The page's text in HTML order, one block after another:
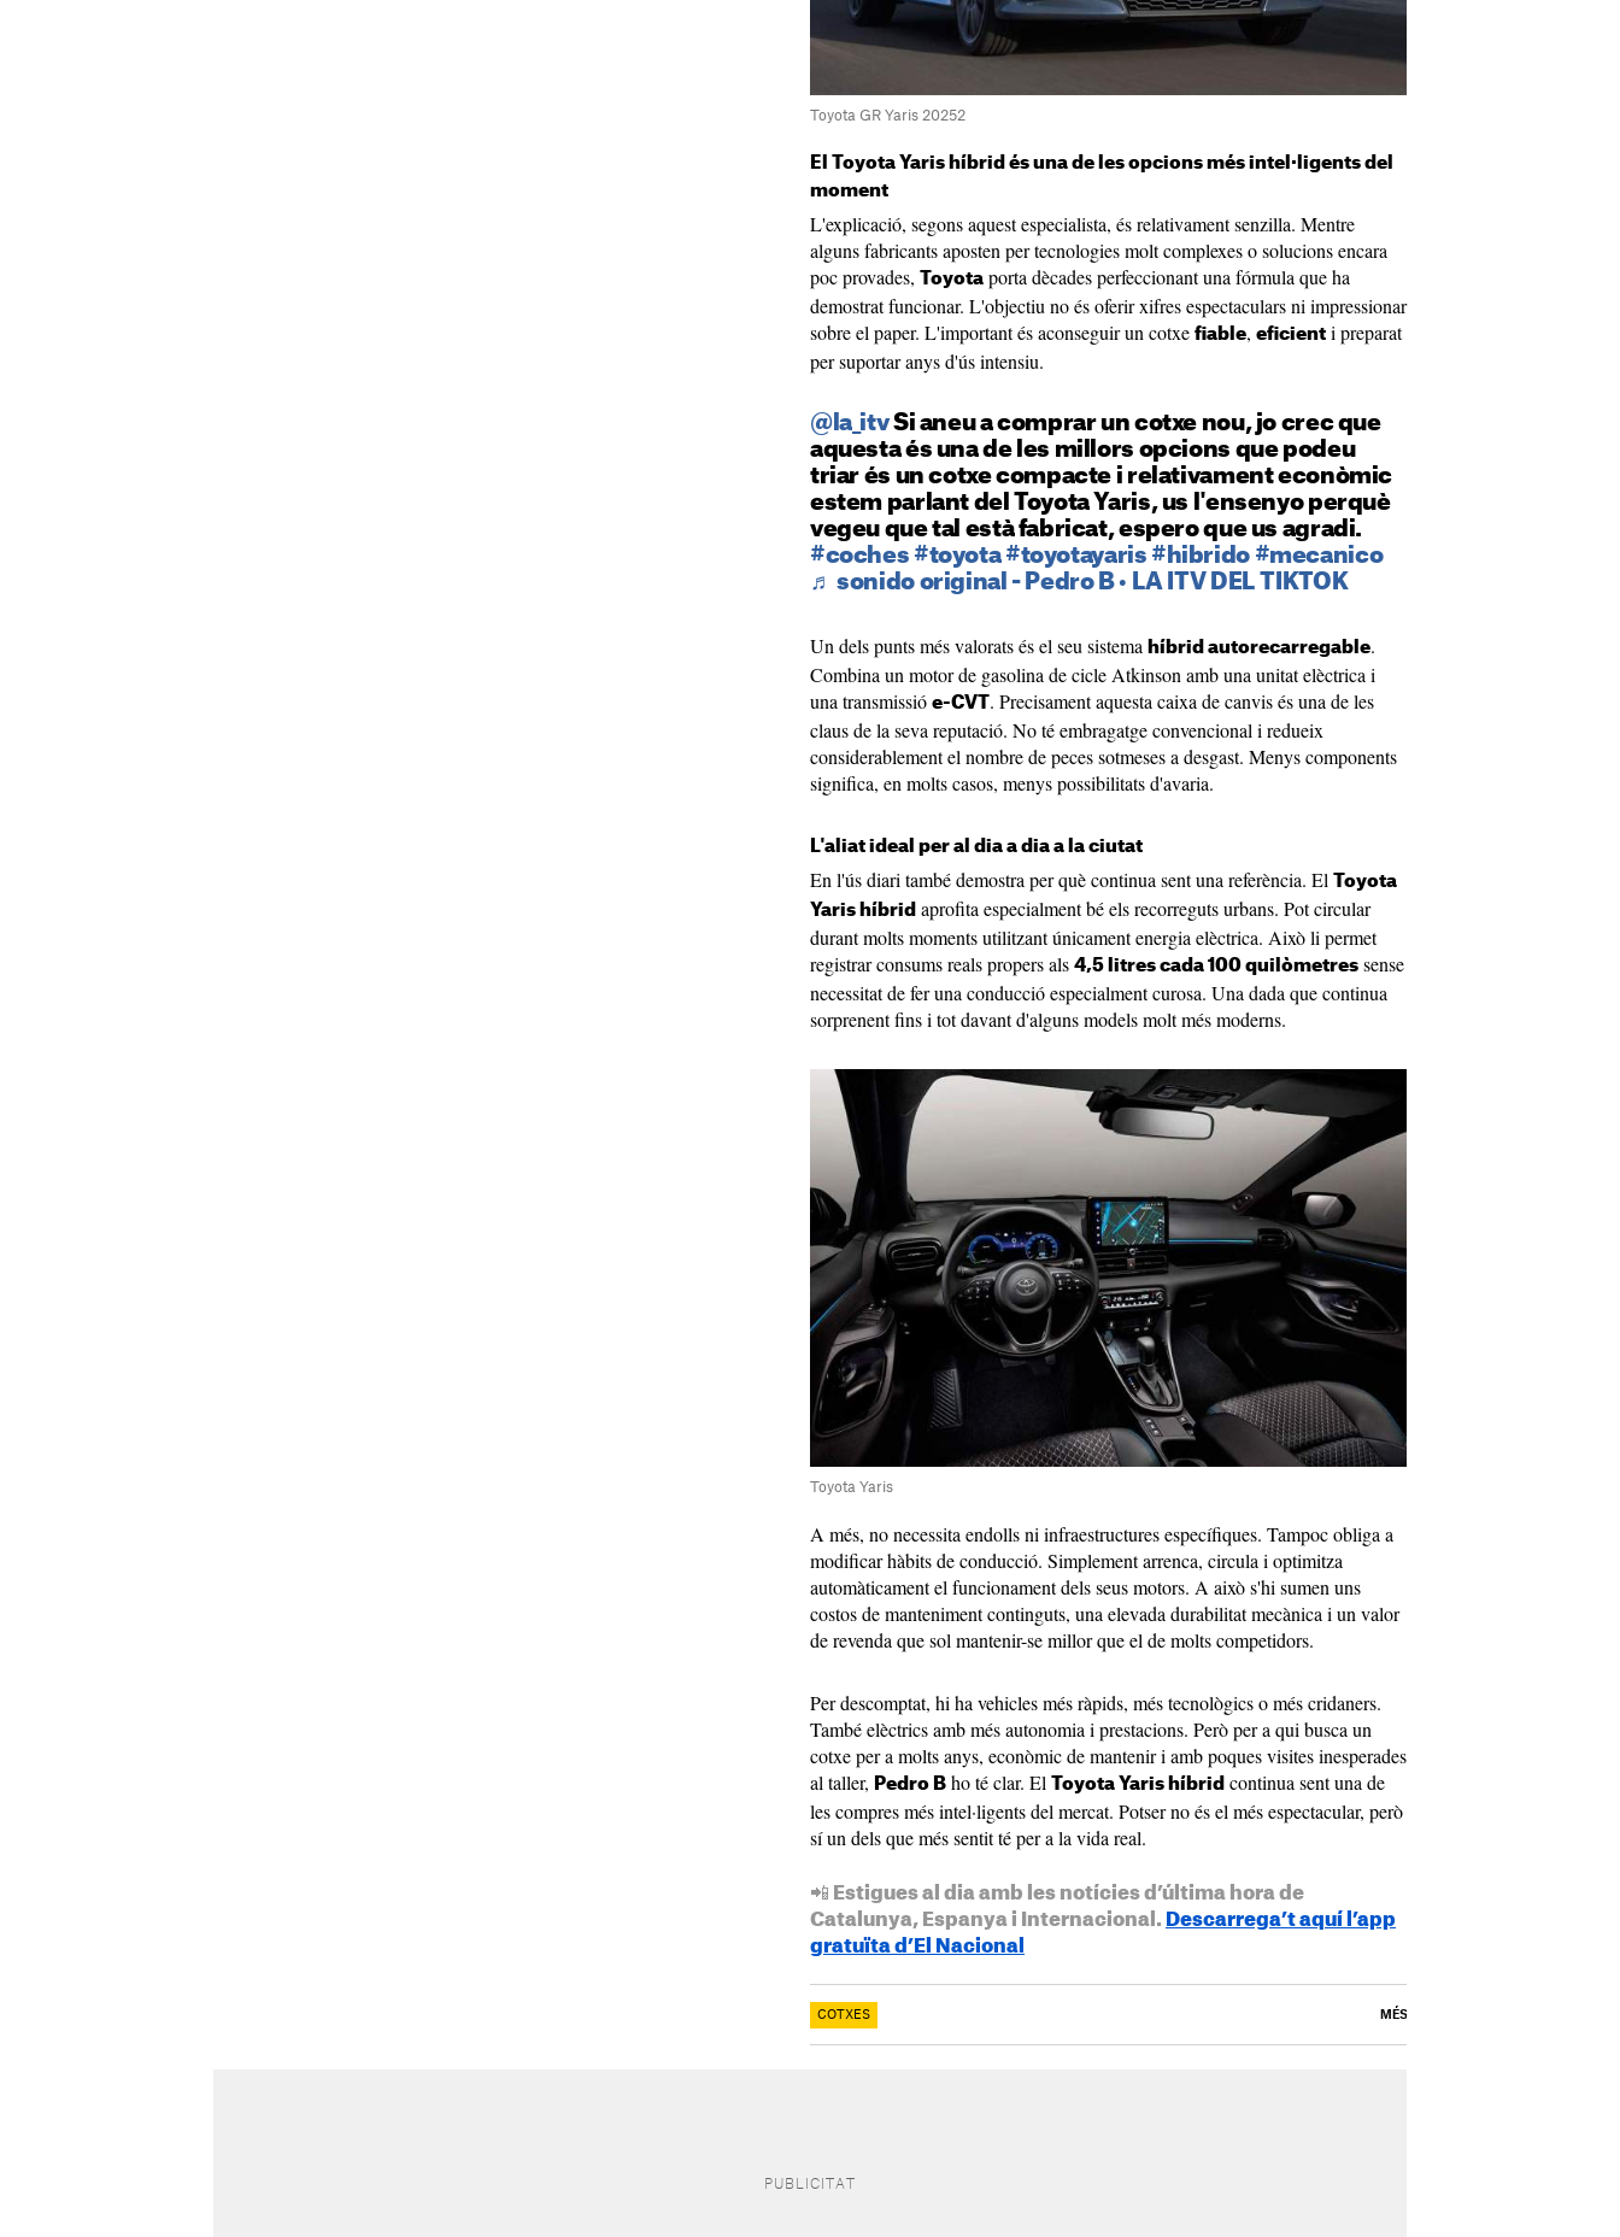
Toyota GR Yaris 20252
El Toyota Yaris híbrid és una de les opcions més intel·ligents del
moment
L'explicació, segons aquest especialista, és relativament senzilla. Mentre
alguns fabricants aposten per tecnologies molt complexes o solucions encara
poc provades,
Toyota porta dècades perfeccionant una fórmula que ha
demostrat funcionar. L'objectiu no és oferir xifres espectaculars ni impressionar
sobre el paper. L'important és aconseguir un cotxe fiable, eficient i preparat
per suportar anys d'ús intensiu.
@la_itvSi aneu a comprar un cotxe nou, jo crec que
aquesta és una de les millors opcions que podeu
triar és un cotxe compacte i relativament econòmic
estem parlant del Toyota Yaris, us l'ensenyo perquè
vegeu que tal està fabricat, espero que us agradi.
#coches #toyota #toyotayaris #hibrido #mecanico
♬ sonido original - Pedro B • LA ITV DEL TIKTOK
Un dels punts més valorats és el seu sistema híbrid autorecarregable.
Combina un motor de gasolina de cicle Atkinson amb una unitat elèctrica i
una transmissió e-CVT . Precisament aquesta caixa de canvis és una de les
claus de la seva reputació. No té embragatge convencional i redueix
considerablement el nombre de peces sotmeses a desgast. Menys components
significa, en molts casos, menys possibilitats d'avaria.
L'aliat ideal per al dia a dia a la ciutat
En l'ús diari també demostra per què continua sent una referència. El
Toyota
Yaris híbrid aprofita especialment bé els recorreguts urbans. Pot circular
durant molts moments utilitzant únicament energia elèctrica. Això li permet
registrar consums reals propers als 4,5 litres cada 100 quilòmetres sense
necessitat de fer una conducció especialment curosa. Una dada que continua
sorprenent fins i tot davant d'alguns models molt més moderns.
Toyota Yaris
A més, no necessita endolls ni infraestructures específiques. Tampoc obliga a
modificar hàbits de conducció. Simplement arrenca, circula i optimitza
automàticament el funcionament dels seus motors. A això s'hi sumen uns
costos de manteniment continguts, una elevada durabilitat mecànica i un valor
de revenda que sol mantenir-se millor que el de molts competidors.
Per descomptat, hi ha vehicles més ràpids, més tecnològics o més cridaners.
També elèctrics amb més autonomia i prestacions. Però per a qui busca un
cotxe per a molts anys, econòmic de mantenir i amb poques visites inesperades
al taller, Pedro B ho té clar. El Toyota Yaris híbrid continua sent una de
les compres més intel·ligents del mercat. Potser no és el més espectacular, però
sí un dels que més sentit té per a la vida real.
📲 Estigues al dia amb les notícies d’última hora de
Catalunya, Espanya i Internacional. Descarrega’t aquí l’app
gratuïta d’El Nacional
COTXES MÉS